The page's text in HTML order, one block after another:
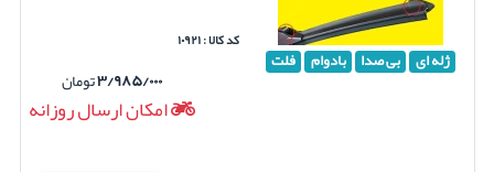
ژله ای بی صدا بادوام فلت
کد کالا : ۱۰۹۲۱
۳/۹۸۵/۰۰۰تومان
امکان ارسال روزانه